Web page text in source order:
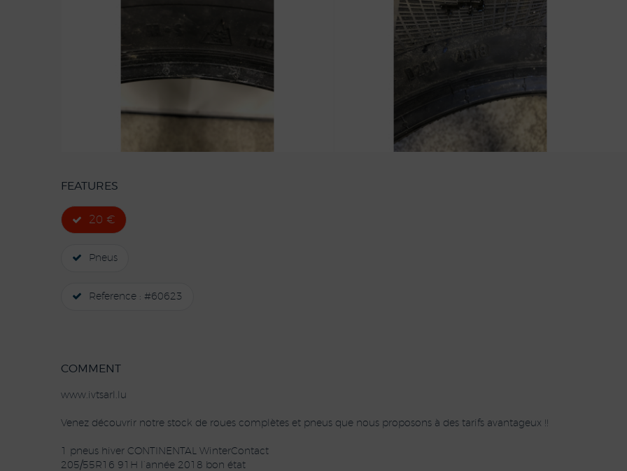
FEATURES
20 €
Pneus
Reference : #60623
COMMENT
www.ivtsarl.lu
Venez découvrir notre stock de roues complètes et pneus que nous proposons à des tarifs avantageux !!
1 pneus hiver CONTINENTAL WinterContact
205/55R16 91H l’année 2018 bon état